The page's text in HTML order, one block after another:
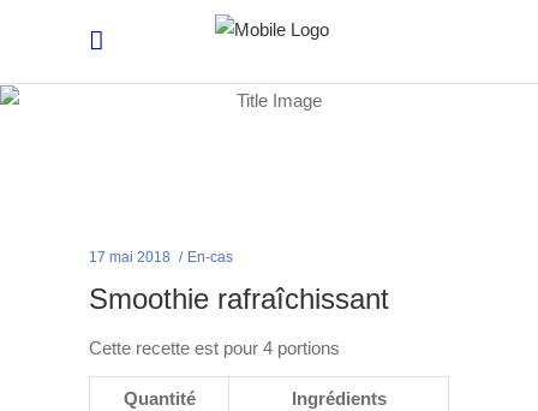
17 mai 2018 En-cas
Smoothie rafraîchissant
Cette recette est pour 4 portions
Quantité Ingrédients